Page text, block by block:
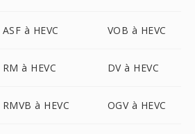
ASF à HEVC VOB à HEVC
RM à HEVC DV à HEVC
RMVB à HEVC OGV à HEVC